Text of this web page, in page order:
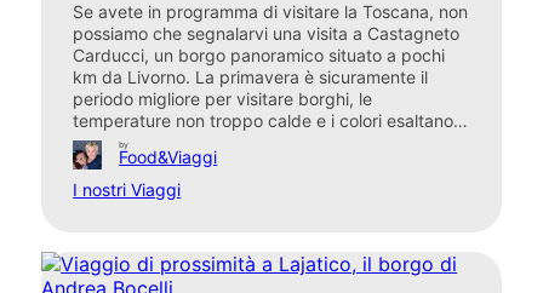
Se avete in programma di visitare la Toscana, non
possiamo che segnalarvi una visita a Castagneto
Carducci, un borgo panoramico situato a pochi
km da Livorno. La primavera è sicuramente il
periodo migliore per visitare borghi, le
temperature non troppo calde e i colori esaltano…
by
Food&Viaggi
I nostri Viaggi